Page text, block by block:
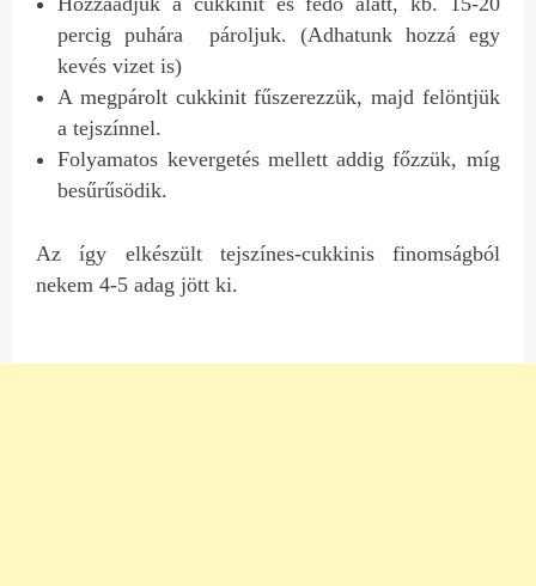
percig puhára pároljuk. (Adhatunk hozzá egy
kevés vizet is)
A megpárolt cukkinit fűszerezzük, majd felöntjük
a tejszínnel.
Folyamatos kevergetés mellett addig főzzük, míg
besűrűsödik.
Az így elkészült tejszínes-cukkinis finomságból
nekem 4-5 adag jött ki.